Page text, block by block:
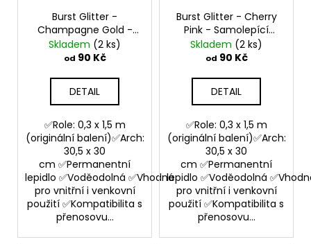
Burst Glitter -
Champagne Gold -
Samolepící vinylová
folie
Skladem (2 ks)
od 90 Kč
DETAIL
✅Role: 0,3 x 1,5 m
(originální balení)✅Arch:
30,5 x 30
cm ✅Permanentní
lepidlo ✅Voděodolná ✅Vhodná
pro vnitřní i venkovní
použití ✅Kompatibilita s
přenosovu...
Burst Glitter - Cherry
Pink - Samolepící
vinylová folie
Skladem (2 ks)
od 90 Kč
DETAIL
✅Role: 0,3 x 1,5 m
(originální balení)✅Arch:
30,5 x 30
cm ✅Permanentní
lepidlo ✅Voděodolná
pro vnitřní i venkovní
použití ✅Kompatibilita s
přenosovu...